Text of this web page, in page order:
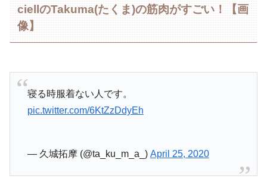
ciellのTakuma(たくま)の筋肉がすごい！【画
像】
寝る時服着ない人です。
pic.twitter.com/6KtZzDdyEh
— 久城拓摩 (@ta_ku_m_a_) April 25, 2020